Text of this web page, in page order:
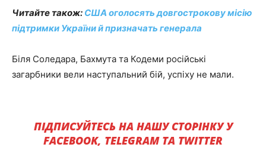
Читайте також: США оголосять довгострокову місію
підтримки України й призначать генерала
Біля Соледара, Бахмута та Кодеми російські
загарбники вели наступальний бій, успіху не мали.
ПІДПИСУЙТЕСЬ НА НАШУ СТОРІНКУ У
FACEBOOK, TELEGRAM ТА TWITTER